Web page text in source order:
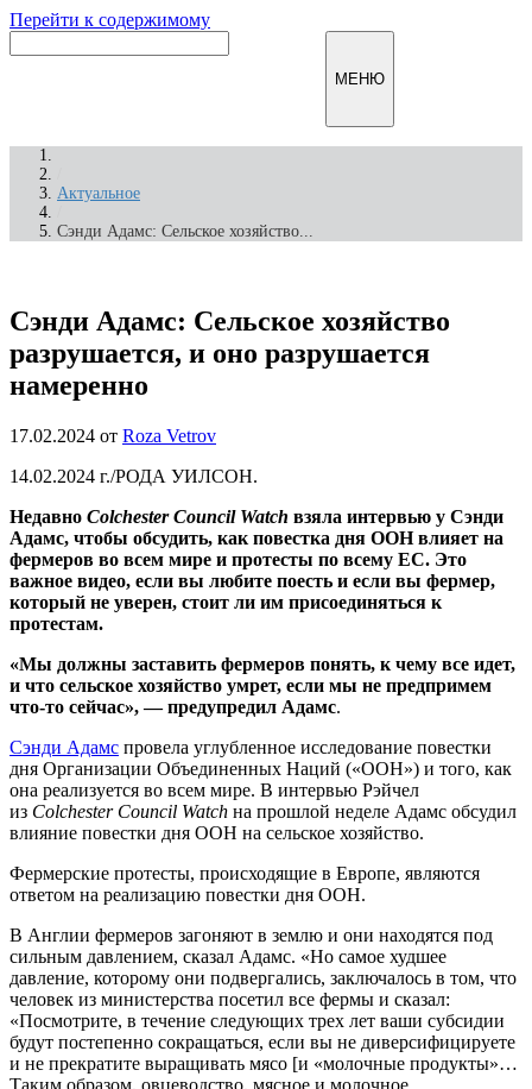
Перейти к содержимому
МЕНЮ
Актуальное
Сэнди Адамс: Сельское хозяйство...
Сэнди Адамс: Сельское хозяйство
разрушается, и оно разрушается
намеренно
17.02.2024 от Roza Vetrov
14.02.2024 г./РОДА УИЛСОН.
Недавно Colchester Council Watch взяла интервью у Сэнди
Адамс, чтобы обсудить, как повестка дня ООН влияет на
фермеров во всем мире и протесты по всему ЕС. Это
важное видео, если вы любите поесть и если вы фермер,
который не уверен, стоит ли им присоединяться к
протестам.
«Мы должны заставить фермеров понять, к чему все идет,
и что сельское хозяйство умрет, если мы не предпримем
что-то сейчас», — предупредил Адамс.
Сэнди Адамс провела углубленное исследование повестки
дня Организации Объединенных Наций («ООН») и того, как
она реализуется во всем мире. В интервью Рэйчел
из Colchester Council Watch на прошлой неделе Адамс обсудил
влияние повестки дня ООН на сельское хозяйство.
Фермерские протесты, происходящие в Европе, являются
ответом на реализацию повестки дня ООН.
В Англии фермеров загоняют в землю и они находятся под
сильным давлением, сказал Адамс. «Но самое худшее
давление, которому они подвергались, заключалось в том, что
человек из министерства посетил все фермы и сказал:
«Посмотрите, в течение следующих трех лет ваши субсидии
будут постепенно сокращаться, если вы не диверсифицируете
и не прекратите выращивать мясо [и «молочные продукты»…
Таким образом, овцеводство, мясное и молочное